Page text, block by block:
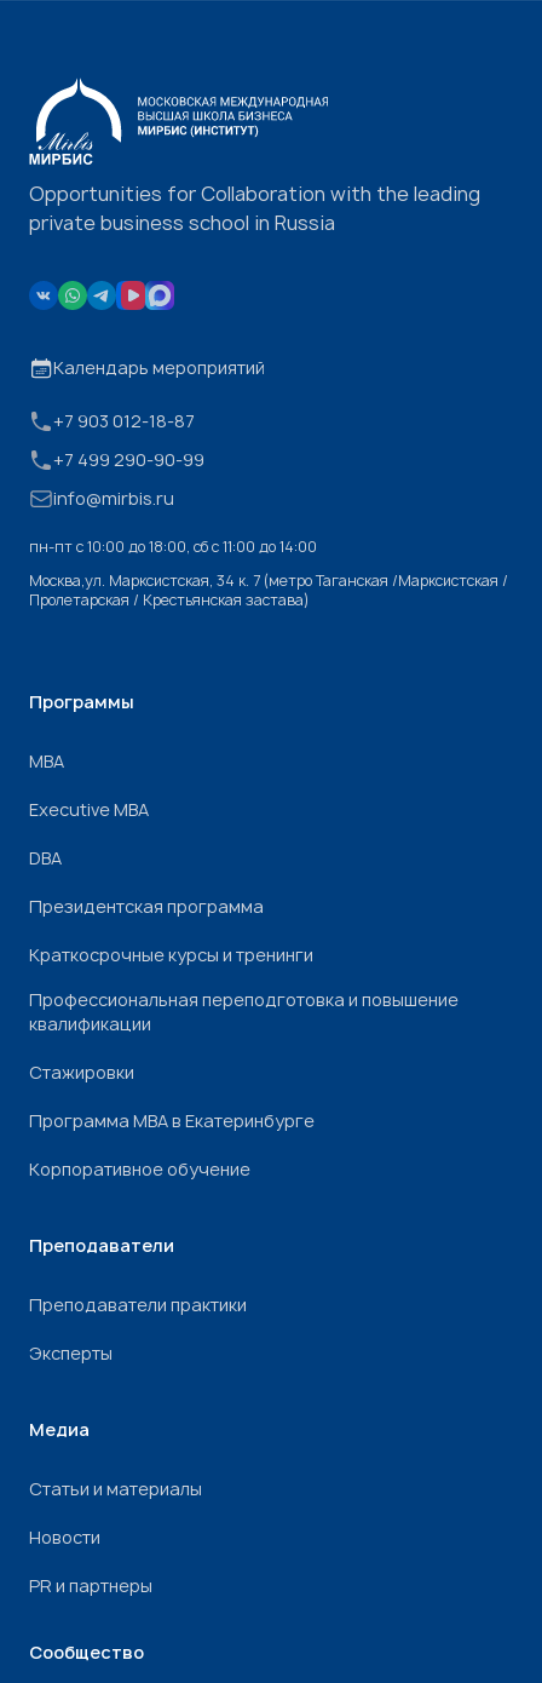
Opportunities for Collaboration with the leading
private business school in Russia
Календарь мероприятий
+7 903 012-18-87
+7 499 290-90-99
info@mirbis.ru
пн-пт с 10:00 до 18:00, cб с 11:00 до 14:00
Москва,ул. Марксистская, 34 к. 7 (метро Таганская /Марксистская /
Пролетарская / Крестьянская застава)
Программы
МВА
Executive MBA
DBA
Президентская программа
Краткосрочные курсы и тренинги
Профессиональная переподготовка и повышение
квалификации
Стажировки
Программа МВА в Екатеринбурге
Корпоративное обучение
Преподаватели
Преподаватели практики
Эксперты
Медиа
Статьи и материалы
Новости
PR и партнеры
Сообщество